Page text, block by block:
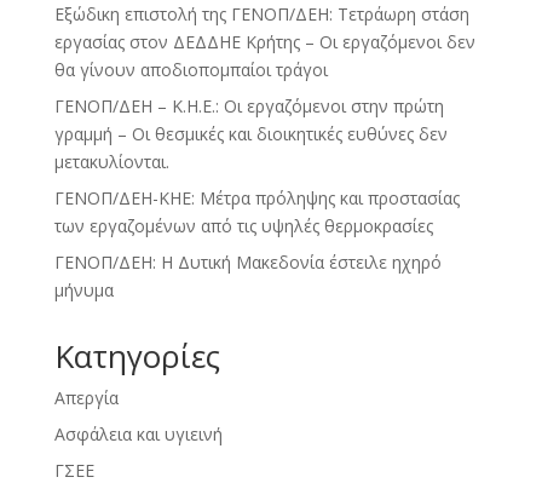
Εξώδικη επιστολή της ΓΕΝΟΠ/ΔΕΗ: Τετράωρη στάση
εργασίας στον ΔΕΔΔΗΕ Κρήτης – Οι εργαζόμενοι δεν
θα γίνουν αποδιοπομπαίοι τράγοι
ΓΕΝΟΠ/ΔΕΗ – Κ.Η.Ε.: Οι εργαζόμενοι στην πρώτη
γραμμή – Οι θεσμικές και διοικητικές ευθύνες δεν
μετακυλίονται.
ΓΕΝΟΠ/ΔΕΗ-ΚΗΕ: Μέτρα πρόληψης και προστασίας
των εργαζομένων από τις υψηλές θερμοκρασίες
ΓΕΝΟΠ/ΔΕΗ: Η Δυτική Μακεδονία έστειλε ηχηρό
μήνυμα
Kατηγορίες
Απεργία
Ασφάλεια και υγιεινή
ΓΣΕΕ